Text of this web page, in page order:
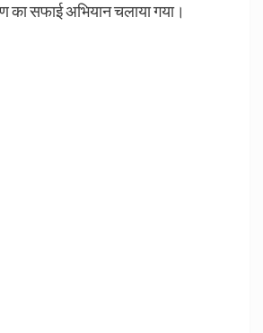
सफाई अभियान चलाया गया।